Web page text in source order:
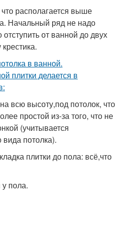
располагается выше
Начальный ряд не надо
от ванной до двух
всю высоту,под потолок, что
простой из-за того, что не
(учитывается
потолка).
плитки до пола: всё,что
пола.